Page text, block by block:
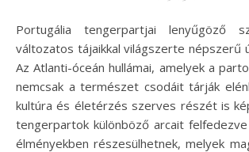
Portugália tengerpartjai lenyűgöző szépségükkel és
változatos tájaikkal világszerte népszerű
Az Atlanti-óceán hullámai, amelyek a
nemcsak a természet csodáit tárják
kultúra és életérzés szerves részét is
tengerpartok különböző arcait
élményekben részesülhetnek, melyek